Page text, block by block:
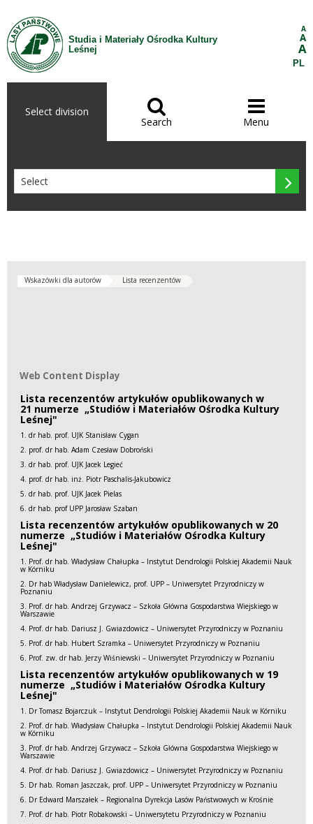
Skip to Content
Studia i Materiały Ośrodka Kultury
Leśnej
A
A
A
PL
Select division 
Search

Menu

Wskazówki dla autorów Lista recenzentów
Web Content Display
Web Content Display
Lista recenzentów artykułów opublikowanych w
21 numerze „Studiów i Materiałów Ośrodka Kultury
Leśnej"
1. dr hab. prof. UJK Stanisław Cygan
2. prof. dr hab. Adam Czesław Dobroński
3. dr hab. prof. UJK Jacek Legieć
4. prof. dr hab. inż. Piotr Paschalis-Jakubowicz
5. dr hab. prof. UJK Jacek Pielas
6. dr hab. prof UPP Jarosław Szaban
Lista recenzentów artykułów opublikowanych w 20
numerze „Studiów i Materiałów Ośrodka Kultury
Leśnej"
1. Prof. dr hab. Władysław Chałupka – Instytut Dendrologii Polskiej Akademii Nauk
w Kórniku
2. Dr hab Władysław Danielewicz, prof. UPP – Uniwersytet Przyrodniczy w
Poznaniu
3. Prof. dr hab. Andrzej Grzywacz – Szkoła Główna Gospodarstwa Wiejskiego w
Warszawie
4. Prof. dr hab. Dariusz J. Gwiazdowicz – Uniwersytet Przyrodniczy w Poznaniu
5. Prof. dr hab. Hubert Szramka – Uniwersytet Przyrodniczy w Poznaniu
6. Prof. zw. dr hab. Jerzy Wiśniewski – Uniwersytet Przyrodniczy w Poznaniu
Lista recenzentów artykułów opublikowanych w 19
numerze „Studiów i Materiałów Ośrodka Kultury
Leśnej"
1. Dr Tomasz Bojarczuk – Instytut Dendrologii Polskiej Akademii Nauk w Kórniku
2. Prof. dr hab. Władysław Chałupka – Instytut Dendrologii Polskiej Akademii Nauk
w Kórniku
3. Prof. dr hab. Andrzej Grzywacz – Szkoła Główna Gospodarstwa Wiejskiego w
Warszawie
4. Prof. dr hab. Dariusz J. Gwiazdowicz – Uniwersytet Przyrodniczy w Poznaniu
5. Dr hab. Roman Jaszczak, prof. UPP – Uniwersytet Przyrodniczy w Poznaniu
6. Dr Edward Marszałek – Regionalna Dyrekcja Lasów Państwowych w Krośnie
7. Prof. dr hab. Piotr Robakowski – Uniwersytetu Przyrodniczy w Poznaniu